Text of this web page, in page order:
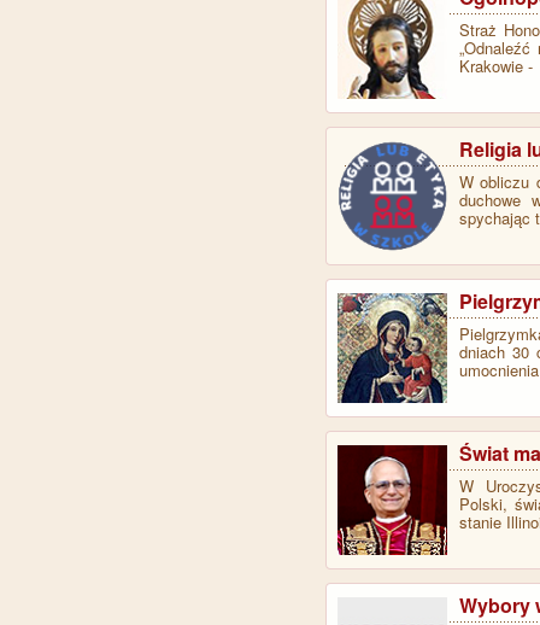
Straż
Krakowie
Religia
W obliczu
duchowe
spychając
dniach 30
Świat
W
Polski,
stanie
Wybory